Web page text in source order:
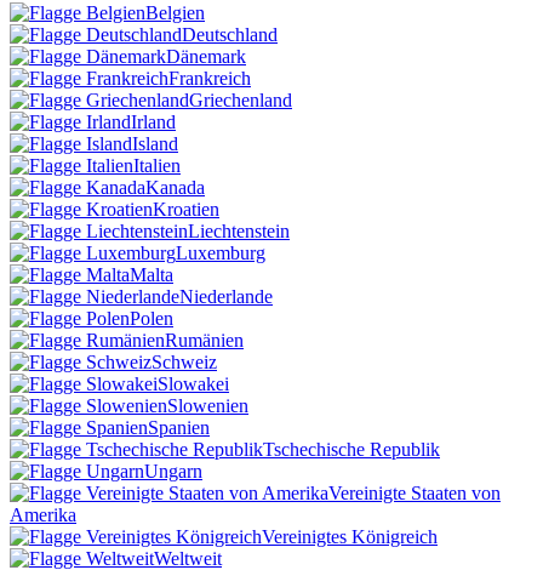
Belgien
Deutschland
Dänemark
Frankreich
Griechenland
Irland
Island
Italien
Kanada
Kroatien
Liechtenstein
Luxemburg
Malta
Niederlande
Polen
Rumänien
Schweiz
Slowakei
Slowenien
Spanien
Tschechische Republik
Ungarn
Vereinigte Staaten von
Amerika
Vereinigtes Königreich
Weltweit